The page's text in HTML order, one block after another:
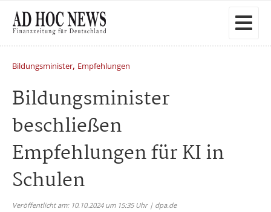
Bildungsminister, Empfehlungen
Bildungsminister
beschließen
Empfehlungen für KI in
Schulen
Veröffentlicht am: 10.10.2024 um 15:35 Uhr | dpa.de